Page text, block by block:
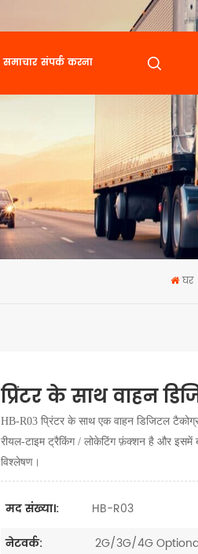
समाचार संपर्क करना
घर
प्रिंटर के साथ वाहन
HB-R03 प्रिंटर के साथ एक वाहन डिजिटल
रीयल-टाइम ट्रैकिंग / लोकेटिंग फ़ंक्शन है और इसमें
विश्लेषण।
मद संख्या।:
HB-R03
नेटवर्क:
2G/3G/4G